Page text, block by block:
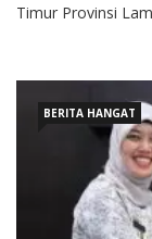
Timur Provinsi
BERITA HANGAT